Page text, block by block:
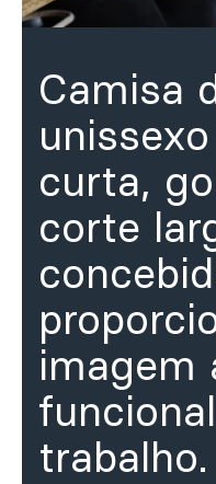
Camisa
curta,
corte
imagem
trabalho.